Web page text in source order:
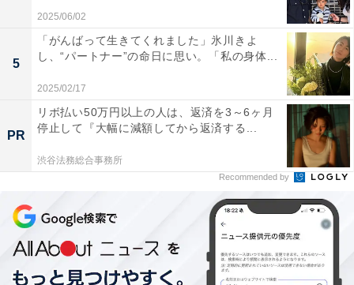
2025/06/02
5
「がんばって生きてくれました」氷川きよ
し、“パートナー”の命日に思い。「私の身体...
2025/02/17
PR
リボ払い50万円以上の人は、返済を3～6ヶ月
停止して『大幅に減額してから返済する...
渋谷法務総合事務所
Recommended by